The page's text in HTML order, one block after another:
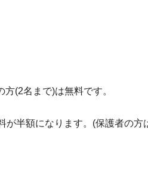
(2名まで)は無料です。
半額になります。(保護者の方